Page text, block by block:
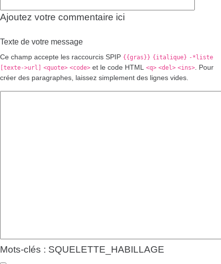
Ajoutez votre commentaire ici
Texte de votre message
Ce champ accepte les raccourcis SPIP {{gras}} {italique} -*liste
[texte->url]
<quote> <code> et le code HTML <q> <del> <ins>. Pour
créer des paragraphes, laissez simplement des lignes vides.
Mots-clés : SQUELETTE_HABILLAGE